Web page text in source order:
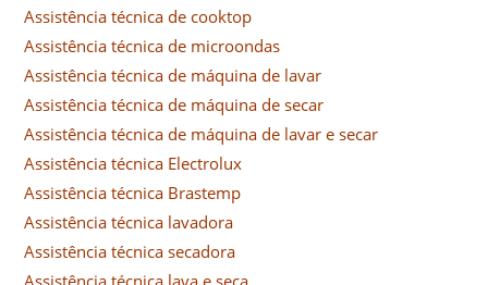
Assistência técnica de cooktop
Assistência técnica de microondas
Assistência técnica de máquina de lavar
Assistência técnica de máquina de secar
Assistência técnica de máquina de lavar e secar
Assistência técnica Electrolux
Assistência técnica Brastemp
Assistência técnica lavadora
Assistência técnica secadora